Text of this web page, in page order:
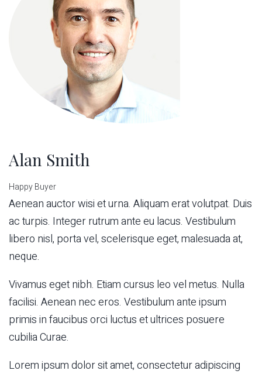
Alan Smith
Happy Buyer
Aenean auctor wisi et urna. Aliquam erat volutpat. Duis
ac turpis. Integer rutrum ante eu lacus. Vestibulum
libero nisl, porta vel, scelerisque eget, malesuada at,
neque.
Vivamus eget nibh. Etiam cursus leo vel metus. Nulla
facilisi. Aenean nec eros. Vestibulum ante ipsum
primis in faucibus orci luctus et ultrices posuere
cubilia Curae.
Lorem ipsum dolor sit amet, consectetur adipiscing